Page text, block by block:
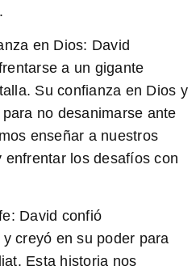
en Dios: David
a un gigante
Su confianza en Dios y
no desanimarse ante
enseñar a nuestros
enfrentar los desafíos con
David confió
creyó en su poder para
Esta historia nos